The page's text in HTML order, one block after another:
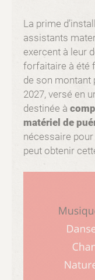
La prime
assistants
exercent à leur
forfaitaire à été
de son montant
2027, versé en
destinée à
matériel de
nécessaire pour
peut obtenir